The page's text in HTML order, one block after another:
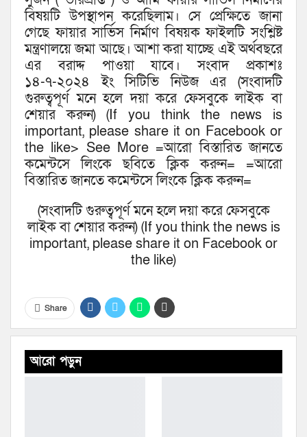
বিষয়টি উপস্থাপন করেছিলাম। সে প্রেক্ষিতে জানা
গেছে ফায়ার সার্ভিস নির্মাণ বিষয়ক ফাইলটি সংশ্লিষ্ট
মন্ত্রণালয়ে জমা আছে। আশা করা যাচ্ছে এই অর্থবছরে
এর বরাদ্দ পাওয়া যাবে। সংবাদ প্রকাশঃ
১৪-৭-২০২৪ ইং সিটিভি নিউজ এর (সংবাদটি
গুরুত্বপূর্ণ মনে হলে দয়া করে ফেসবুকে লাইক বা
শেয়ার করুন) (If you think the news is
important, please share it on Facebook or
the like> See More =আরো বিস্তারিত জানতে
কমেন্টসে লিংকে ছবিতে ক্লিক করুন= =আরো
বিস্তারিত জানতে কমেন্টসে লিংকে ক্লিক করুন=
(সংবাদটি গুরুত্বপূর্ণ মনে হলে দয়া করে ফেসবুকে
লাইক বা শেয়ার করুন) (If you think the news is
important, please share it on Facebook or
the like)
Share
আরো পড়ুন